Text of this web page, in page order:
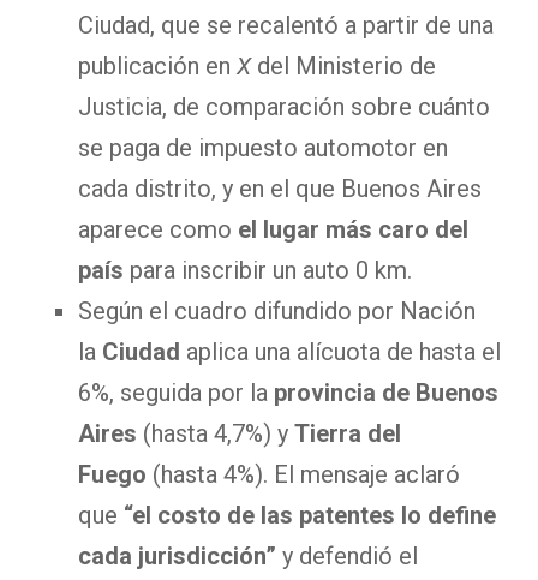
Ciudad, que se recalentó a partir de una
publicación en Xdel Ministerio de
Justicia, de comparación sobre cuánto
se paga de impuesto automotor en
cada distrito, y en el que Buenos Aires
aparece como el lugar más caro del
país para inscribir un auto 0 km.
Según el cuadro difundido por Nación
la Ciudad aplica una alícuota de hasta el
6%, seguida por la provincia de Buenos
Aires (hasta 4,7%) y Tierra del
Fuego (hasta 4%). El mensaje aclaró
que “el costo de las patentes lo define
cada jurisdicción” y defendió el